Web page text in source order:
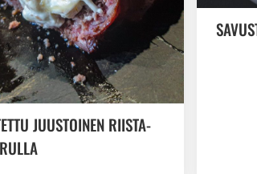
JUUSTOINEN RIISTA-